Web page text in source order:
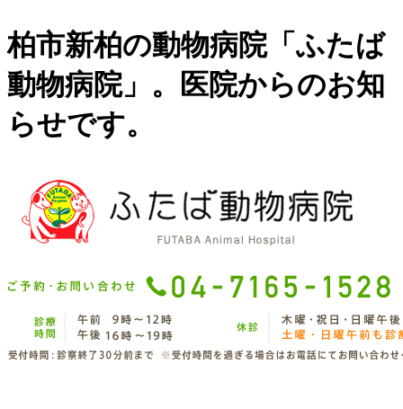
柏市新柏の動物病院「ふたば
動物病院」。医院からのお知
らせです。